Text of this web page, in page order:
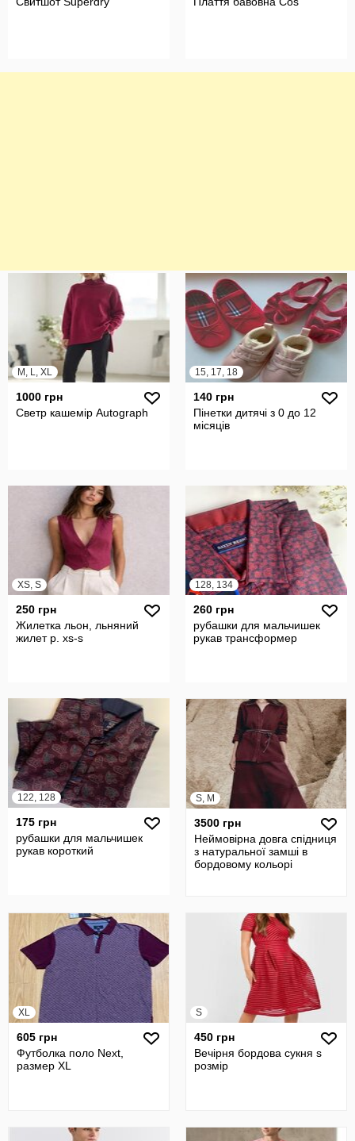
M, L, XL
1000 грн
Светр кашемір Autograph
15, 17, 18
140 грн
Пінетки дитячі з 0 до 12
місяців
XS, S
250 грн
Жилетка льон, льняний
жилет р. xs-s
128, 134
260 грн
рубашки для мальчишек
рукав трансформер
122, 128
175 грн
рубашки для мальчишек
рукав короткий
S, M
3500 грн
Неймовірна довга спідниця
з натуральної замші в
бордовому кольорі
XL
605 грн
Футболка поло Next,
размер XL
S
450 грн
Вечірня бордова сукня s
розмір